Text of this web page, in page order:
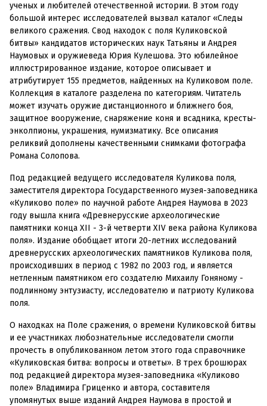
ученых и любителей отечественной истории. В этом году
большой интерес исследователей вызвал каталог «Следы
великого сражения. Свод находок с поля Куликовской
битвы» кандидатов исторических наук Татьяны и Андрея
Наумовых и оружиеведа Юрия Кулешова. Это юбилейное
иллюстрированное издание, которое описывает и
атрибутирует 155 предметов, найденных на Куликовом поле.
Коллекция в каталоге разделена по категориям. Читатель
может изучать оружие дистанционного и ближнего боя,
защитное вооружение, снаряжение коня и всадника, кресты-
энколпионы, украшения, нумизматику. Все описания
реликвий дополнены качественными снимками фотографа
Романа Солопова.
Под редакцией ведущего исследователя Куликова поля,
заместителя директора Государственного музея-заповедника
«Куликово поле» по научной работе Андрея Наумова в 2023
году вышла книга «Древнерусские археологические
памятники конца XII - 3-й четверти XIV века района Куликова
поля». Издание обобщает итоги 20-летних исследований
древнерусских археологических памятников Куликова поля,
происходивших в период с 1982 по 2003 год, и является
нетленным памятником его создателю Михаилу Гоняному -
подлинному энтузиасту, исследователю и патриоту Куликова
поля.
О находках на Поле сражения, о времени Куликовской битвы
и ее участниках любознательные исследователи смогли
прочесть в опубликованном летом этого года справочнике
«Куликовская битва: вопросы и ответы». В трех брошюрах
под редакцией директора музея-заповедника «Куликово
поле» Владимира Гриценко и автора, составителя
упомянутых выше изданий Андрея Наумова в простой и